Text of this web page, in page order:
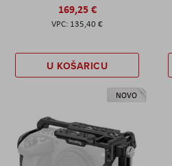
169,25 €
135,40 €
U KOŠARICU
NOVO